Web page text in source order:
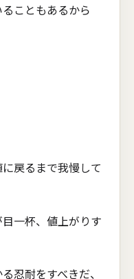
こともあるから
戻るまで我慢して
一杯、値上がりす
忍耐をすべきだ、